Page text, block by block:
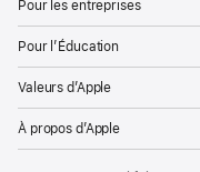
Pour les entreprises
Pour l’Éducation
Valeurs d’Apple
À propos d’Apple